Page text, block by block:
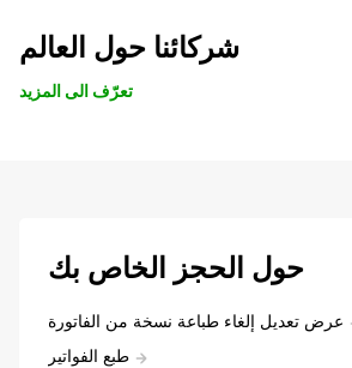
شركائنا حول العالم
تعرّف الى المزيد
حول الحجز الخاص بك
عرض تعديل إلغاء طباعة نسخة من الفاتورة
طبع الفواتير